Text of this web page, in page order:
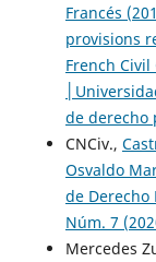
Francés
provisions
French Civil
de derecho
CNCiv.,
Osvaldo
de Derecho
Núm. 7
Mercedes